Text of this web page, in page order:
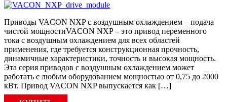
Приводы VACON NXP с воздушным охлаждением – подача
чистой мощностиVACON NXP – это привод переменного
тока с воздушным охлаждением для всех областей
применения, где требуется конструкционная прочность,
динамичные характеристики, точность и высокая мощность.
Эта серия приводов с воздушным охлаждением может
работать с любым оборудованием мощностью от 0,75 до 2000
кВт. Привод VACON NXP выпускается как […]